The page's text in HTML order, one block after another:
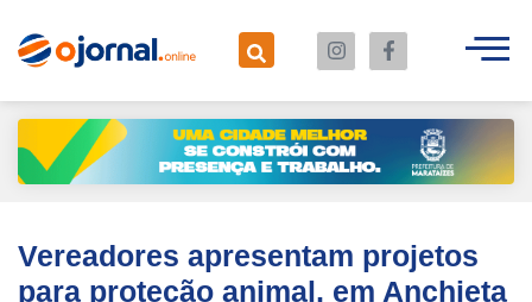
Vereadores apresentam projetos
para proteção animal, em Anchieta